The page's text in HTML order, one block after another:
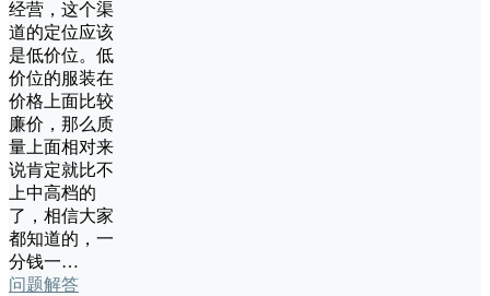
经营，这个渠
道的定位应该
是低价位。低
价位的服装在
价格上面比较
廉价，那么质
量上面相对来
说肯定就比不
上中高档的
了，相信大家
都知道的，一
分钱一…
问题解答